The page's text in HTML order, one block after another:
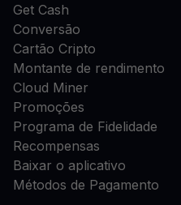
Get Cash
Conversão
Cartão Cripto
Montante de rendimento
Cloud Miner
Promoções
Programa de Fidelidade
Recompensas
Baixar o aplicativo
Métodos de Pagamento